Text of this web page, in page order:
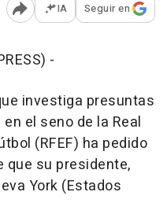
Abrir opciones para
IA Seguir en
-
investiga presuntas
el seno de la Real
(RFEF) ha pedido
su presidente,
York (Estados